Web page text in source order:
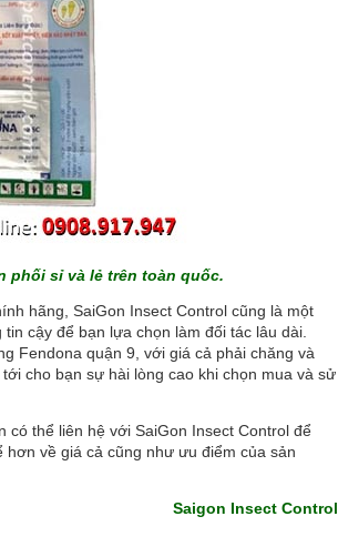
phối sỉ và lẻ trên toàn quốc.
hãng, SaiGon Insect Control cũng là một
cậy để bạn lựa chọn làm đối tác lâu dài.
Fendona quận 9, với giá cả phải chăng và
cho bạn sự hài lòng cao khi chọn mua và sử
có thể liên hệ với SaiGon Insect Control để
về giá cả cũng như ưu điểm của sản
Saigon Insect Control